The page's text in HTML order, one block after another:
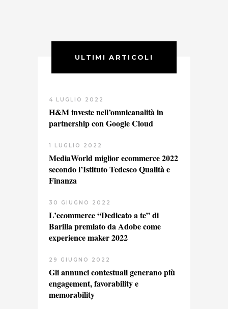
ULTIMI ARTICOLI
4 LUGLIO 2022
H&M investe nell’omnicanalità in
partnership con Google Cloud
1 LUGLIO 2022
MediaWorld miglior ecommerce 2022
secondo l’Istituto Tedesco Qualità e
Finanza
30 GIUGNO 2022
L’ecommerce “Dedicato a te” di
Barilla premiato da Adobe come
experience maker 2022
29 GIUGNO 2022
Gli annunci contestuali generano più
engagement, favorability e
memorability